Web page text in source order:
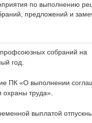
по выполнению
предложений и
собраний
год.
ПК «О выполнении
труда».
выплатой